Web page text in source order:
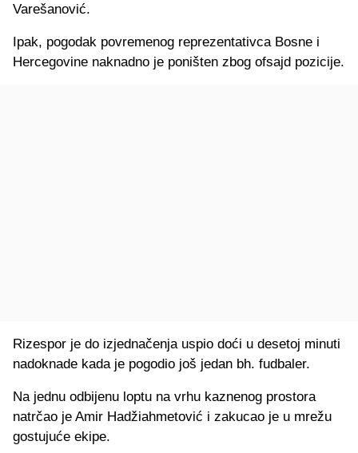
Varešanović.
Ipak, pogodak povremenog reprezentativca Bosne i
Hercegovine naknadno je poništen zbog ofsajd pozicije.
Rizespor je do izjednačenja uspio doći u desetoj minuti
nadoknade kada je pogodio još jedan bh. fudbaler.
Na jednu odbijenu loptu na vrhu kaznenog prostora
natrčao je Amir Hadžiahmetović i zakucao je u mrežu
gostujuće ekipe.